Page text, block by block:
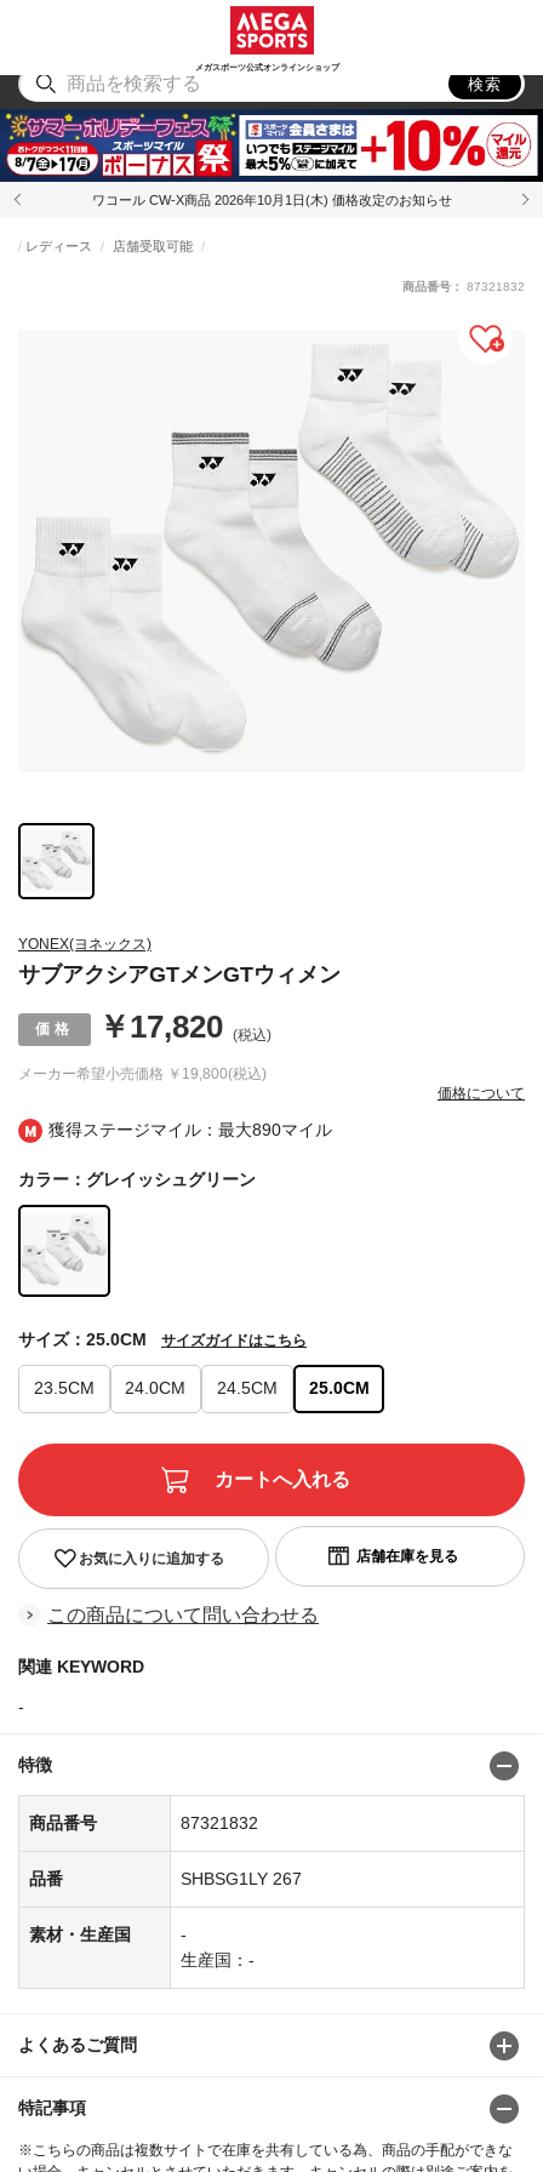
メガスポーツ公式オンラインショップ
アウトドア
検索
ワコール CW-X商品 2026年10月1日(木) 価格改定のお知らせ
獲得ステージマイル：最大890マイル
YONEX(ヨネックス)
サブアクシアGTメンGTウィメン
レディース 店舗受取可能
メーカー希望小売価格 ￥19,800(税込)
￥17,820 (税込)
価格について
商品番号： 87321832
カラー：グレイッシュグリーン
23.5CM 24.0CM 24.5CM 25.0CM
サイズ：25.0CM サイズガイドはこちら
お気に入りに追加する
この商品について問い合わせる
関連 KEYWORD
-
特徴
商品番号 87321832
品番 SHBSG1LY 267
素材・生産国
-
生産国：-
よくあるご質問
特記事項
※こちらの商品は複数サイトで在庫を共有している為、商品の手配ができな